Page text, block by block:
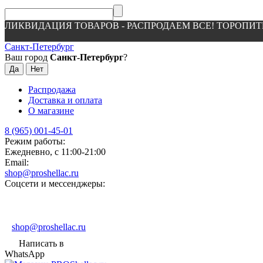
ЛИКВИДАЦИЯ ТОВАРОВ - РАСПРОДАЕМ ВСЕ!
Санкт-Петербург
Ваш город Санкт-Петербург?
Распродажа
Доставка и оплата
О магазине
8 (965) 001-45-01
Режим работы:
Ежедневно, с 11:00-21:00
Email:
shop@proshellac.ru
Соцсети и мессенджеры:
shop@proshellac.ru
Написать в
WhatsApp